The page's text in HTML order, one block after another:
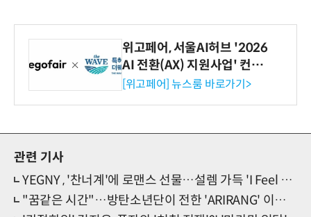
위고페어, 서울AI허브 '2026
AI 전환(AX) 지원사업' 컨소
시엄 선정
[위고페어] 뉴스룸 바로가기>
관련 기사
YEGNY , '찬너계'에 로맨스 선물…설렘 가득 'I Feel You'
"꿈같은 시간"…방탄소년단이 전한 'ARIRANG' 이야기